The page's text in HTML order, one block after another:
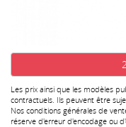
Les prix ainsi que les modèles
contractuels. Ils peuvent être
Nos conditions générales de
réserve d'erreur d'encodage ou